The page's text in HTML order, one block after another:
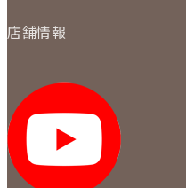
質について
返品について
各事業部の紹介
STAFF BLOG
SNS
店舗情報
LIPS 新宿店
LIPS 札幌パルコ店
LIPS 札幌白石店
LIPS 通信販売事業部